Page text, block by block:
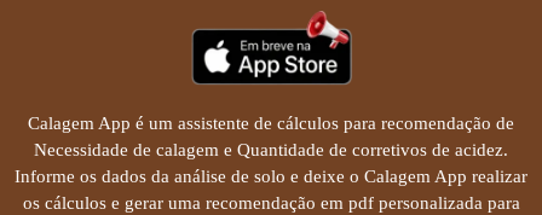
a
y
Calagem App é um assistente de cálculos para recomendação de
Necessidade de calagem e Quantidade de corretivos de acidez.
Informe os dados da análise de solo e deixe o Calagem App realizar
os cálculos e gerar uma recomendação em pdf personalizada para